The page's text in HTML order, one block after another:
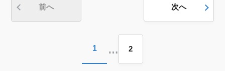
かりとした制度のもとで、安心して働くことが可能で
前へ 次へ
1 … 2